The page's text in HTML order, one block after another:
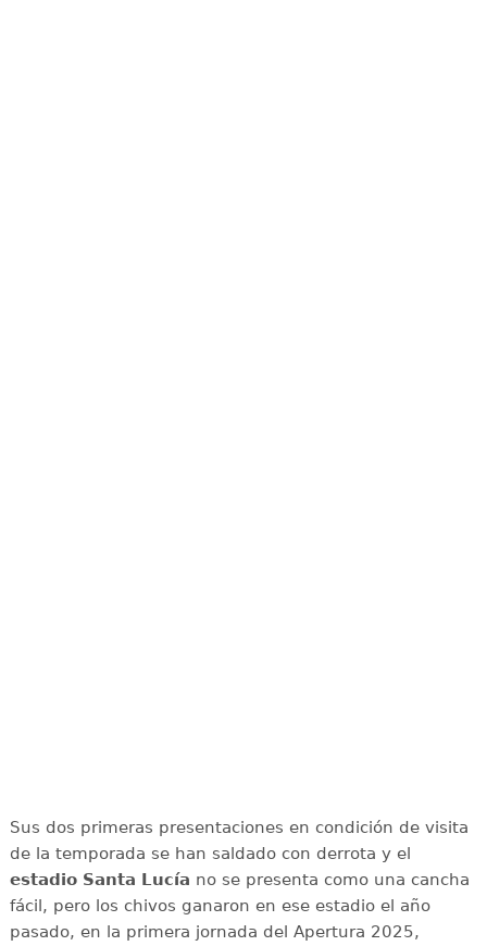
Sus dos primeras presentaciones en condición de visita
de la temporada se han saldado con derrota y el
estadio Santa Lucía no se presenta como una cancha
fácil, pero los chivos ganaron en ese estadio el año
pasado, en la primera jornada del Apertura 2025,